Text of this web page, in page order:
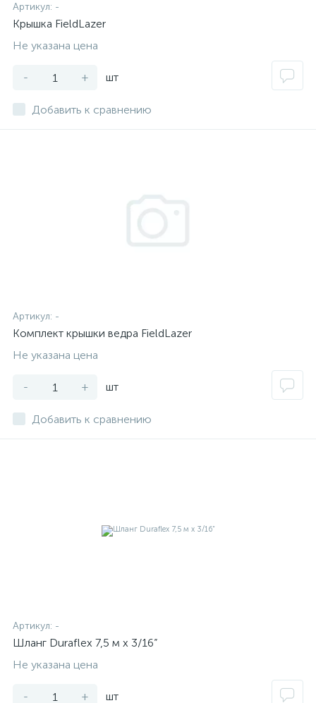
Артикул: -
Крышка FieldLazer
Не указана цена
- + шт
Добавить к сравнению
Артикул: -
Комплект крышки ведра FieldLazer
Не указана цена
- + шт
Добавить к сравнению
Артикул: -
Шланг Duraflex 7,5 м x 3/16”
Не указана цена
- + шт